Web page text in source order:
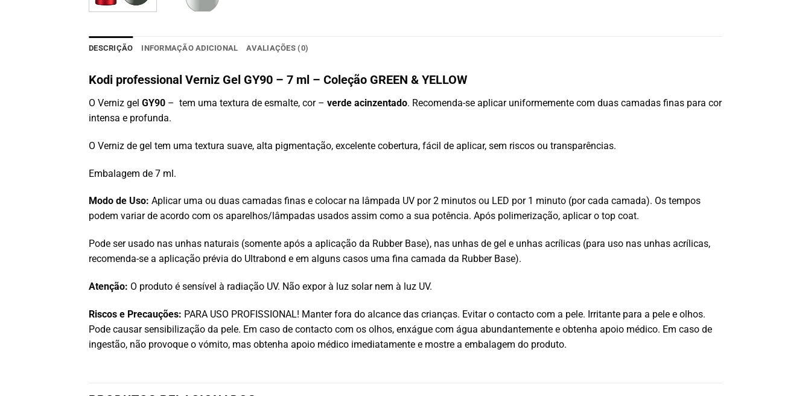
DESCRIÇÃO INFORMAÇÃO ADICIONAL AVALIAÇÕES (0)
Kodi professional Verniz Gel GY90 – 7 ml – Coleção GREEN & YELLOW
O Verniz gel GY90 – tem uma textura de esmalte, cor – verde acinzentado. Recomenda-se aplicar uniformemente com duas camadas finas para cor
intensa e profunda.
O Verniz de gel tem uma textura suave, alta pigmentação, excelente cobertura, fácil de aplicar, sem riscos ou transparências.
Embalagem de 7 ml.
Modo de Uso: Aplicar uma ou duas camadas finas e colocar na lâmpada UV por 2 minutos ou LED por 1 minuto (por cada camada). Os tempos
podem variar de acordo com os aparelhos/lâmpadas usados assim como a sua potência. Após polimerização, aplicar o top coat.
Pode ser usado nas unhas naturais (somente após a aplicação da Rubber Base), nas unhas de gel e unhas acrílicas (para uso nas unhas acrílicas,
recomenda-se a aplicação prévia do Ultrabond e em alguns casos uma fina camada da Rubber Base).
Atenção: O produto é sensível à radiação UV. Não expor à luz solar nem à luz UV.
Riscos e Precauções: PARA USO PROFISSIONAL! Manter fora do alcance das crianças. Evitar o contacto com a pele. Irritante para a pele e olhos.
Pode causar sensibilização da pele. Em caso de contacto com os olhos, enxágue com água abundantemente e obtenha apoio médico. Em caso de
ingestão, não provoque o vómito, mas obtenha apoio médico imediatamente e mostre a embalagem do produto.